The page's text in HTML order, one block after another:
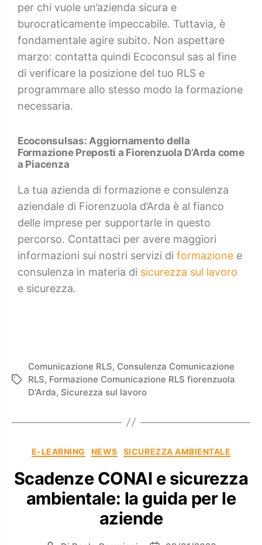
per chi vuole un’azienda sicura e
burocraticamente impeccabile. Tuttavia, è
fondamentale agire subito. Non aspettare
marzo: contatta quindi Ecoconsul sas al fine
di verificare la posizione del tuo RLS e
programmare allo stesso modo la formazione
necessaria.
Ecoconsulsas: Aggiornamento della
Formazione Preposti a Fiorenzuola D’Arda come
a Piacenza
La tua azienda di formazione e consulenza
aziendale di Fiorenzuola d’Arda è al fianco
delle imprese per supportarle in questo
percorso. Contattaci per avere maggiori
informazioni sui nostri servizi di formazione e
consulenza in materia di sicurezza sul lavoro
e sicurezza.
Comunicazione RLS, Consulenza Comunicazione
RLS, Formazione Comunicazione RLS fiorenzuola
D'Arda, Sicurezza sul lavoro
E-LEARNING NEWS SICUREZZA AMBIENTALE
Scadenze CONAI e sicurezza
ambientale: la guida per le
aziende